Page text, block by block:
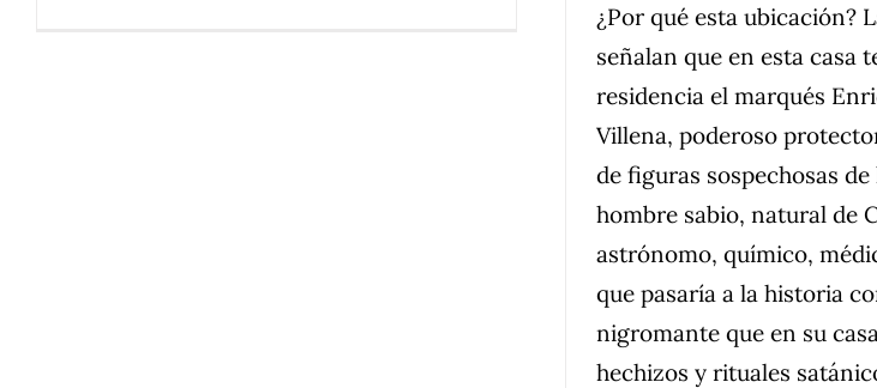
¿Por qué esta ubicación?
señalan que en esta casa
residencia el marqués
Villena, poderoso
de figuras sospechosas
hombre sabio, natural de
astrónomo, químico,
que pasaría a la historia
nigromante que en su
hechizos y rituales